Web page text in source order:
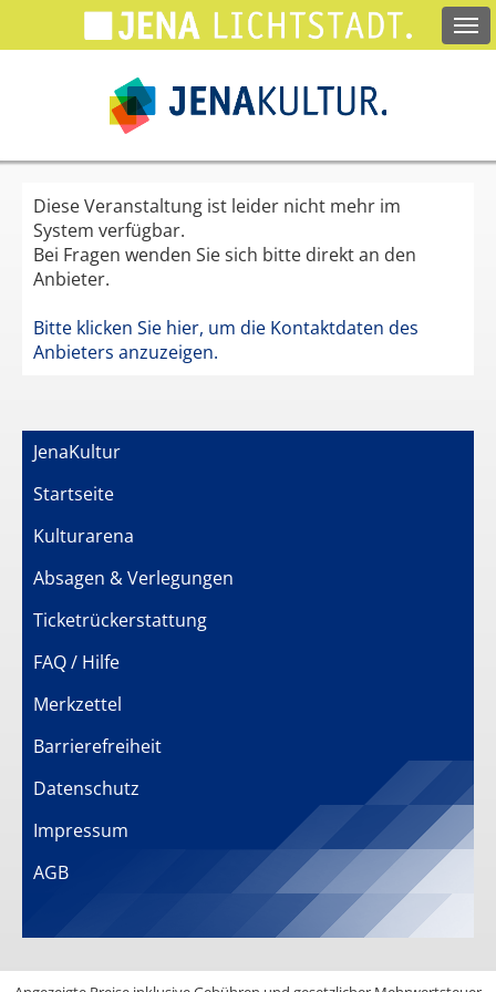
zum
Diese Veranstaltung ist leider nicht mehr im
System verfügbar.
Bei Fragen wenden Sie sich bitte direkt an den
Anbieter.
Bitte klicken Sie hier, um die Kontaktdaten des
Anbieters anzuzeigen.
JenaKultur
Startseite
Kulturarena
Absagen & Verlegungen
Ticketrückerstattung
FAQ / Hilfe
Merkzettel
Barrierefreiheit
Datenschutz
Impressum
AGB